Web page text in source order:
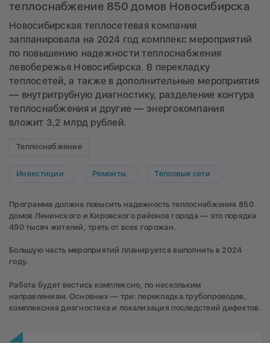
теплоснабжение 850 домов Новосибирска
Новосибирская теплосетевая компания
запланировала на 2024 год комплекс мероприятий
по повышению надежности теплоснабжения
левобережья Новосибирска. В перекладку
теплосетей, а также в дополнительные мероприятия
— внутритрубную диагностику, разделение контура
теплоснабжения и другие — энергокомпания
вложит 3,2 млрд рублей.
Теплоснабжение
Инвестиции Ремонты Тепловые сети
Программа должна повысить надежность теплоснабжения 850
домов Ленинского и Кировского районов города — это порядка
490 тысяч жителей, треть от всех горожан.
Большую часть мероприятий планируется выполнить в 2024
году.
Работа будет вестись комплексно, по нескольким
направлениям. Основных — три: перекладка трубопроводов,
комплексная диагностика и локализация последствий дефектов.